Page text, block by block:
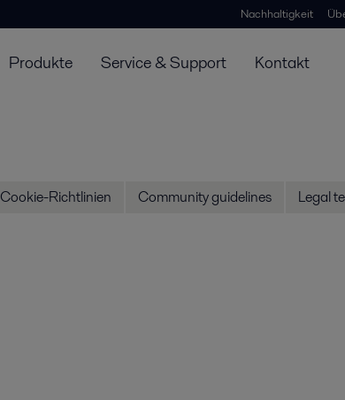
Nachhaltigkeit
Produkte Service & Support Kontakt
Cookie-Richtlinien Community guidelines Legal